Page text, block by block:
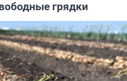
грядки